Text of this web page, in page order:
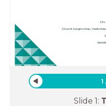
Docent burgerschap,
1
Slide 1: